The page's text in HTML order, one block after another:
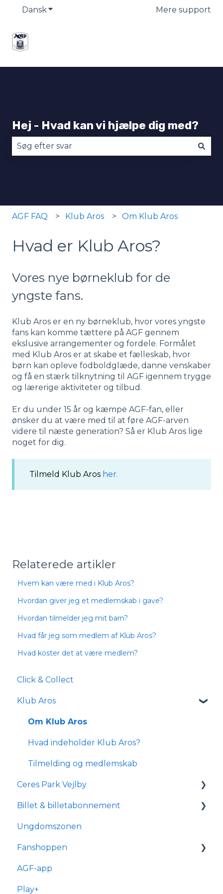
DanskVis undermenu for oversættelserMere support
Hej - Hvad kan vi hjælpe dig med?
AGF FAQ Klub Aros Om Klub Aros
Hvad er Klub Aros?
Vores nye børneklub for de
yngste fans.
Klub Aros er en ny børneklub, hvor vores yngste
fans kan komme tættere på AGF gennem
ekslusive arrangementer og fordele. Formålet
med Klub Aros er at skabe et fælleskab, hvor
børn kan opleve fodboldglæde, danne venskaber
og få en stærk tilknytning til AGF igennem trygge
og lærerige aktiviteter og tilbud.
Er du under 15 år og kæmpe AGF-fan, eller
ønsker du at være med til at føre AGF-arven
videre til næste generation? Så er Klub Aros lige
noget for dig.
Tilmeld Klub Aros her.
Relaterede artikler
Hvem kan være med i Klub Aros?
Hvordan giver jeg et medlemskab i gave?
Hvordan tilmelder jeg mit barn?
Hvad får jeg som medlem af Klub Aros?
Hvad koster det at være medlem?
Click & Collect
Klub Aros
Om Klub Aros
Hvad indeholder Klub Aros?
Tilmelding og medlemskab
Ceres Park Vejlby
Information om Ceres Park Vejlby
Transport og parkering
Forhold for handicappede og
Billet & billetabonnement
Generelle spørgsmål
Om reservationsabonnement
Billetkøb
Billetabonnement
Ungdomszonen
Fanshoppen
Generelle spørgsmål
Bestilling & ordre
AGF-app
Play+